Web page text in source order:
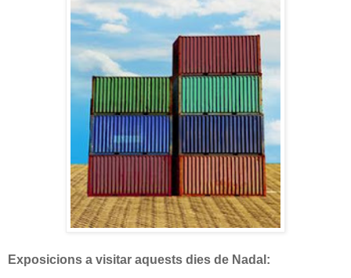
Exposicions a visitar aquests dies de Nadal: